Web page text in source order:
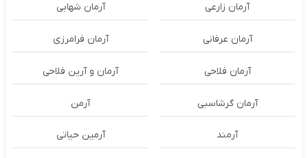
آرمان زارعی آرمان شهابی
آرمان عرفانی آرمان فرامرزی
آرمان فلاحی آرمان و آرین فلاحی
آرمان گرشاسبی آرمن
آرمند آرمین حیاتی